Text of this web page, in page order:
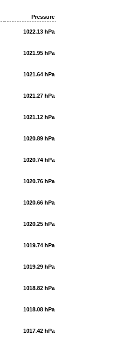
Pressure
1022.13 hPa
1021.95 hPa
1021.64 hPa
1021.27 hPa
1021.12 hPa
1020.89 hPa
1020.74 hPa
1020.76 hPa
1020.66 hPa
1020.25 hPa
1019.74 hPa
1019.29 hPa
1018.82 hPa
1018.08 hPa
1017.42 hPa